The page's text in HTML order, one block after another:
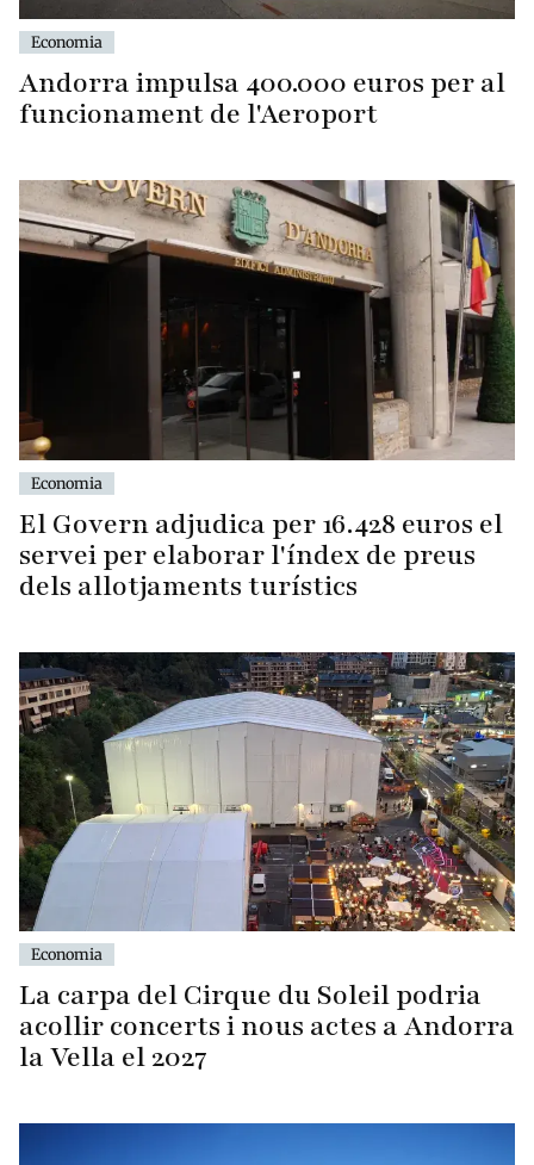
Economia
Andorra impulsa 400.000 euros per al
funcionament de l'Aeroport
Economia
El Govern adjudica per 16.428 euros el
servei per elaborar l'índex de preus
dels allotjaments turístics
Economia
La carpa del Cirque du Soleil podria
acollir concerts i nous actes a Andorra
la Vella el 2027